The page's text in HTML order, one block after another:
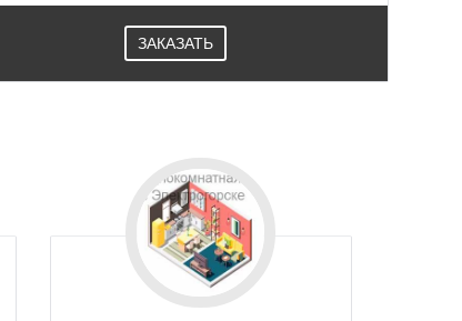
ЗАКАЗАТЬ